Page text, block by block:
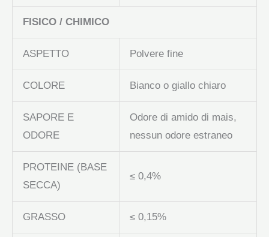
FISICO / CHIMICO
ASPETTO Polvere fine
COLORE Bianco o giallo chiaro
SAPORE E
ODORE
Odore di amido di mais,
nessun odore estraneo
PROTEINE (BASE
SECCA)
≤ 0,4%
GRASSO ≤ 0,15%